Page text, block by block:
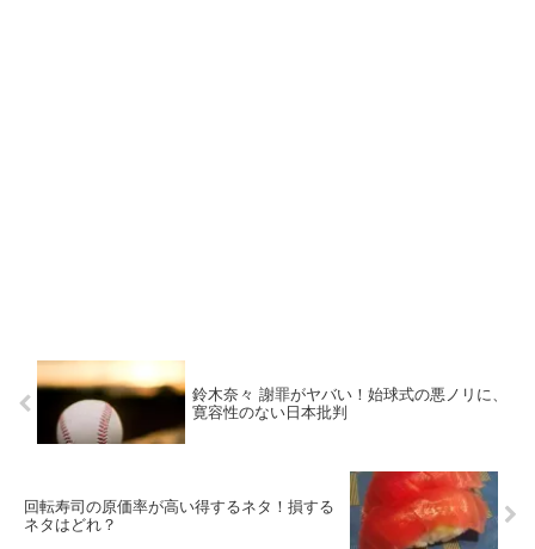
鈴木奈々 謝罪がヤバい！始球式の悪ノリに、
寛容性のない日本批判
回転寿司の原価率が高い得するネタ！損する
ネタはどれ？